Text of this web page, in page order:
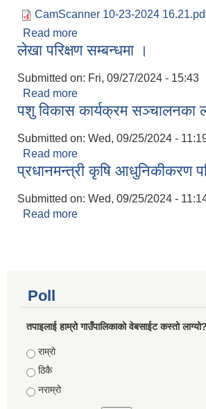
CamScanner 10-23-2024
Read more
लेखा परिक्षण सम्बन्धमा ।
Submitted on: Fri, 09/27/2024 - 15:43
Read more
पशु विकास कार्यक्रम सञ्चालनका
Submitted on: Wed, 09/25/2024 -
Read more
प्रधानमन्त्री कृषि आधुनिकीकरण
Submitted on: Wed, 09/25/2024 -
Read more
Poll
तपाइलाई हाम्रो गाउँपालिकाको वेबसाईट कस्तो लाग्यो?
Choices
राम्रो
ठिकै
नराम्रो